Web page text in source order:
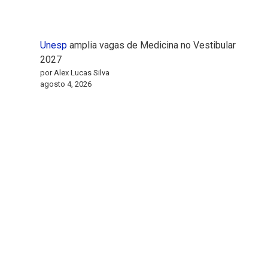
Unespamplia vagas de Medicina no Vestibular
2027
por Alex Lucas Silva
agosto 4, 2026